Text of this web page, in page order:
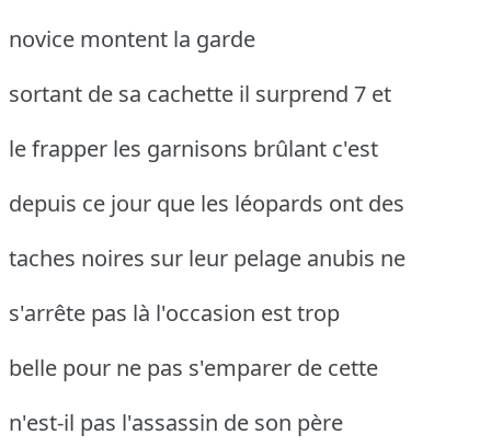
novice montent la garde
sortant de sa cachette il surprend 7 et
le frapper les garnisons brûlant c'est
depuis ce jour que les léopards ont des
taches noires sur leur pelage anubis ne
s'arrête pas là l'occasion est trop
belle pour ne pas s'emparer de cette
n'est-il pas l'assassin de son père